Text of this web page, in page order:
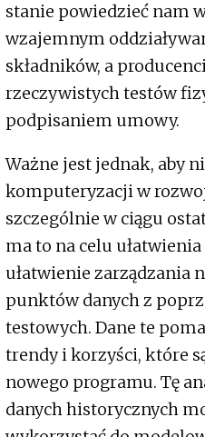
stanie powiedzieć nam
wzajemnym
składników, a
rzeczywistych testów
podpisaniem umowy.
Ważne jest jednak, aby
komputeryzacji w
szczególnie w ciągu
ma to na celu
ułatwienie zarządzania
punktów danych z
testowych. Dane te
trendy i korzyści, które
nowego programu. Tę
danych historycznych